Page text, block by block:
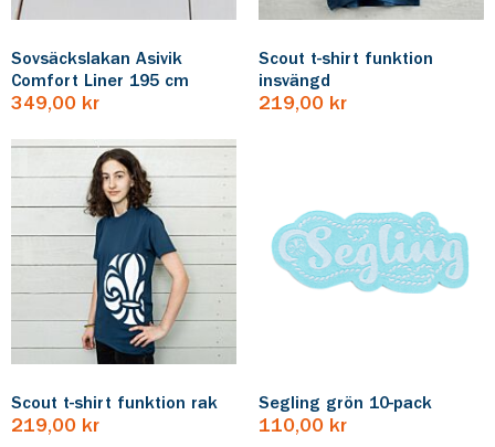
Sovsäckslakan Asivik
Comfort Liner 195 cm
349,00 kr
Scout t-shirt funktion
insvängd
219,00 kr
Scout t-shirt funktion rak
219,00 kr
Segling grön 10-pack
110,00 kr